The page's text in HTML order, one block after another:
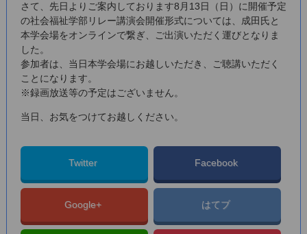
さて、先日よりご案内しております8月13日（日）に開催予定
の社会福祉学部リレー講演会開催形式については、成田氏と
本学会場をオンラインで繋ぎ、ご出演いただく運びとなりま
した。
参加者は、当日本学会場にお越しいただき、ご聴講いただく
ことになります。
※録画放送等の予定はございません。
当日、お気をつけてお越しください。
Twitter Facebook
Google+ はてブ